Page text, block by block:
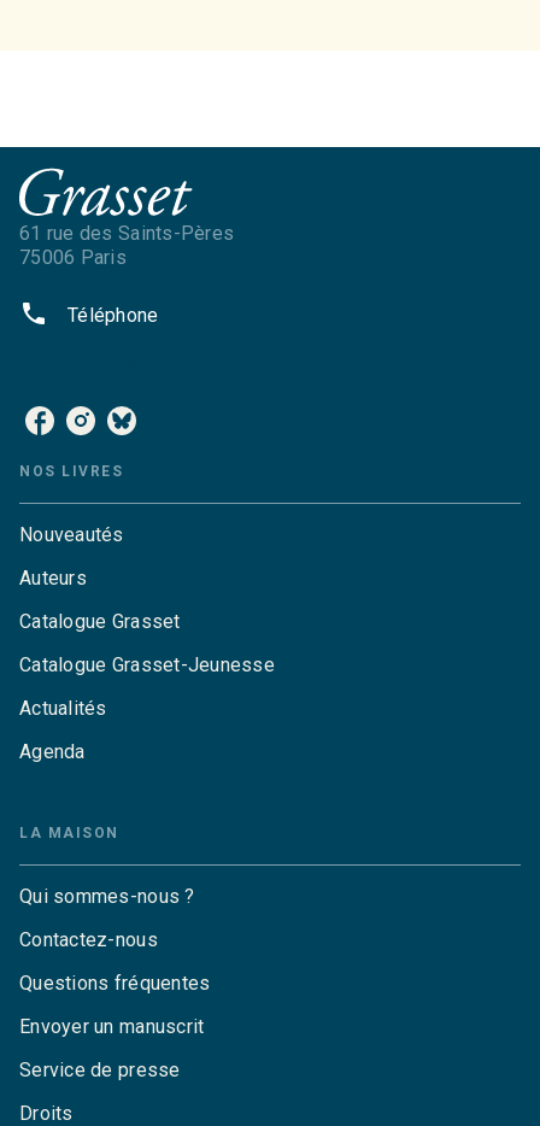
61 rue des Saints-Pères
75006 Paris
phone Téléphone
NOS LIVRES
Nouveautés
Auteurs
Catalogue Grasset
Catalogue Grasset-Jeunesse
Actualités
Agenda
LA MAISON
Qui sommes-nous ?
Contactez-nous
Questions fréquentes
Envoyer un manuscrit
Service de presse
Droits